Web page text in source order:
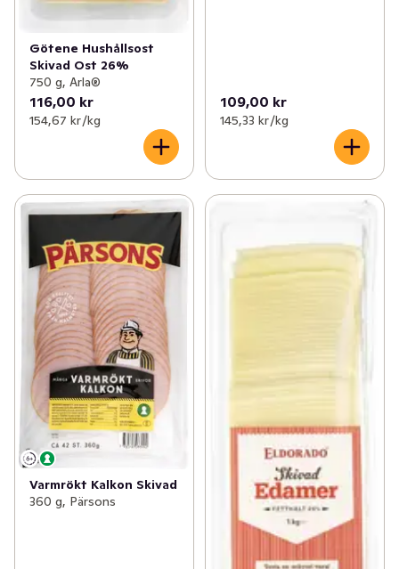
Götene Hushållsost
Skivad Ost 26%
750 g, Arla®
116,00 kr
154,67 kr /kg
109,00 kr
145,33 kr /kg
Varmrökt Kalkon Skivad
360 g, Pärsons